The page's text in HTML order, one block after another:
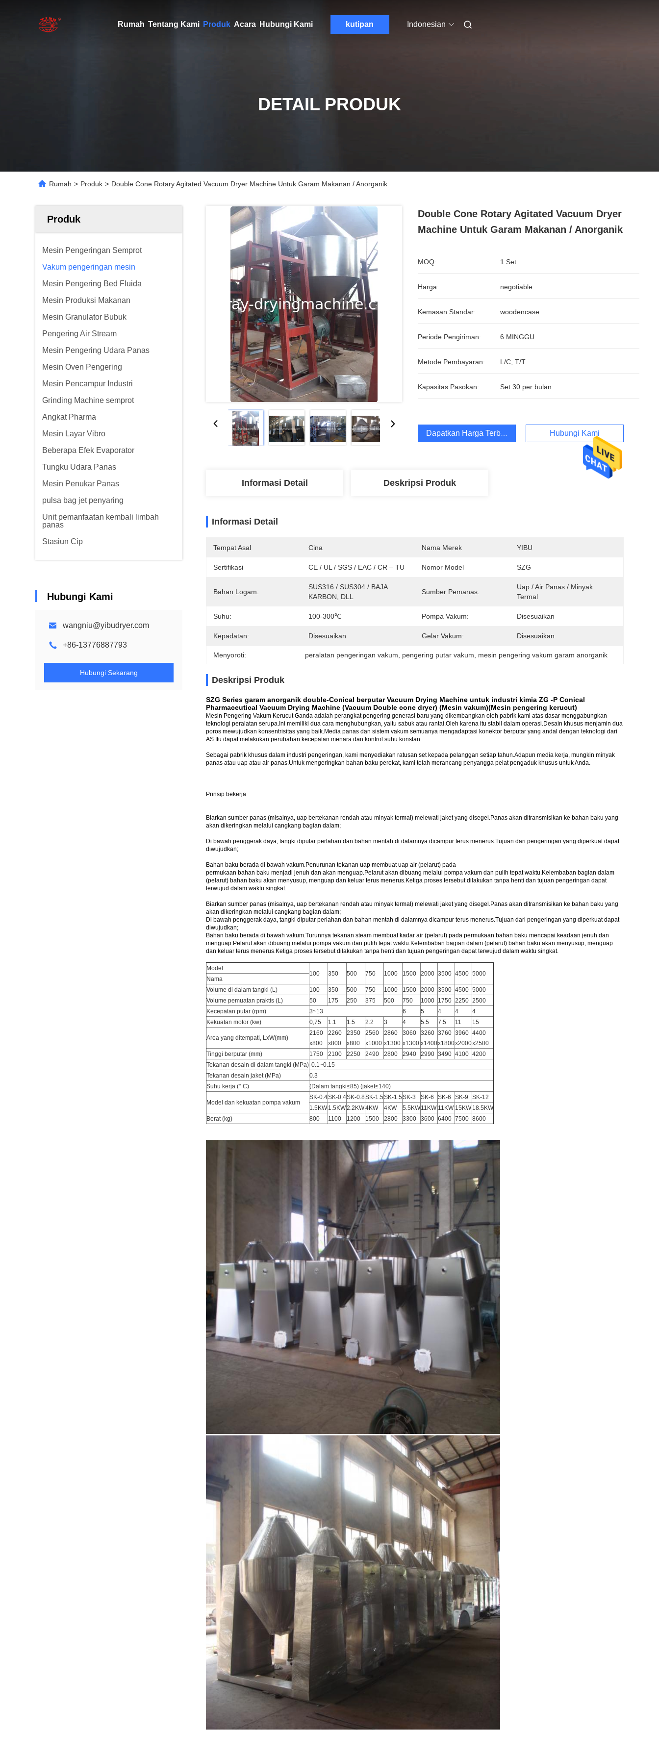
Rumah Tentang Kami Produk Acara Hubungi Kami kutipan Indonesian
DETAIL PRODUK
Rumah > Produk > Double Cone Rotary Agitated Vacuum Dryer Machine Untuk Garam Makanan / Anorganik
Produk
Mesin Pengeringan Semprot
Vakum pengeringan mesin
Mesin Pengering Bed Fluida
Mesin Produksi Makanan
Mesin Granulator Bubuk
Pengering Air Stream
Mesin Pengering Udara Panas
Mesin Oven Pengering
Mesin Pencampur Industri
Grinding Machine semprot
Angkat Pharma
Mesin Layar Vibro
Beberapa Efek Evaporator
Tungku Udara Panas
Mesin Penukar Panas
pulsa bag jet penyaring
Unit pemanfaatan kembali limbah
panas
Stasiun Cip
Hubungi Kami
wangniu@yibudryer.com
+86-13776887793
Hubungi Sekarang
Double Cone Rotary Agitated Vacuum Dryer
Machine Untuk Garam Makanan / Anorganik
MOQ: 1 Set
Harga: negotiable
Kemasan Standar: woodencase
Periode Pengiriman: 6 MINGGU
Metode Pembayaran: L/C, T/T
Kapasitas Pasokan: Set 30 per bulan
Dapatkan Harga Terbaik Hubungi Kami
Informasi Detail Deskripsi Produk
Informasi Detail
Tempat Asal Cina Nama Merek YIBU
Sertifikasi CE / UL / SGS / EAC / CR – TU Nomor Model SZG
Bahan Logam:
SUS316 / SUS304 / BAJA
KARBON, DLL
Sumber Pemanas:
Uap / Air Panas / Minyak
Termal
Suhu: 100-300℃ Pompa Vakum: Disesuaikan
Kepadatan: Disesuaikan Gelar Vakum: Disesuaikan
Menyoroti: peralatan pengeringan vakum pengering putar vakum mesin pengering vakum garam anorganik
Deskripsi Produk
SZG Series garam anorganik double-Conical berputar Vacuum Drying Machine untuk industri kimia ZG -P Conical
Pharmaceutical Vacuum Drying Machine (Vacuum Double cone dryer) (Mesin vakum)(Mesin pengering kerucut)
Mesin Pengering Vakum Kerucut Ganda adalah perangkat pengering generasi baru yang dikembangkan oleh pabrik kami atas dasar menggabungkan
teknologi peralatan serupa.Ini memiliki dua cara menghubungkan, yaitu sabuk atau rantai.Oleh karena itu stabil dalam operasi.Desain khusus menjamin dua
poros mewujudkan konsentrisitas yang baik.Media panas dan sistem vakum semuanya mengadaptasi konektor berputar yang andal dengan teknologi dari
AS.Itu dapat melakukan perubahan kecepatan menara dan kontrol suhu konstan.
Sebagai pabrik khusus dalam industri pengeringan, kami menyediakan ratusan set kepada pelanggan setiap tahun.Adapun media kerja, mungkin minyak
panas atau uap atau air panas.Untuk mengeringkan bahan baku perekat, kami telah merancang penyangga pelat pengaduk khusus untuk Anda.
Prinsip bekerja
Biarkan sumber panas (misalnya, uap bertekanan rendah atau minyak termal) melewati jaket yang disegel.Panas akan ditransmisikan ke bahan baku yang
akan dikeringkan melalui cangkang bagian dalam;
Di bawah penggerak daya, tangki diputar perlahan dan bahan mentah di dalamnya dicampur terus menerus.Tujuan dari pengeringan yang diperkuat dapat
diwujudkan;
Bahan baku berada di bawah vakum.Penurunan tekanan uap membuat uap air (pelarut) pada
permukaan bahan baku menjadi jenuh dan akan menguap.Pelarut akan dibuang melalui pompa vakum dan pulih tepat waktu.Kelembaban bagian dalam
(pelarut) bahan baku akan menyusup, menguap dan keluar terus menerus.Ketiga proses tersebut dilakukan tanpa henti dan tujuan pengeringan dapat
terwujud dalam waktu singkat.
Biarkan sumber panas (misalnya, uap bertekanan rendah atau minyak termal) melewati jaket yang disegel.Panas akan ditransmisikan ke bahan baku yang
akan dikeringkan melalui cangkang bagian dalam;
Di bawah penggerak daya, tangki diputar perlahan dan bahan mentah di dalamnya dicampur terus menerus.Tujuan dari pengeringan yang diperkuat dapat
diwujudkan;
Bahan baku berada di bawah vakum.Turunnya tekanan steam membuat kadar air (pelarut) pada permukaan bahan baku mencapai keadaan jenuh dan
menguap.Pelarut akan dibuang melalui pompa vakum dan pulih tepat waktu.Kelembaban bagian dalam (pelarut) bahan baku akan menyusup, menguap
dan keluar terus menerus.Ketiga proses tersebut dilakukan tanpa henti dan tujuan pengeringan dapat terwujud dalam waktu singkat.
Model
100 350 500 750 1000 1500 2000 3500 4500 5000
Nama
Volume di dalam tangki (L)
100 350 500 750 1000 1500 2000 3500 4500 5000
Volume pemuatan praktis (L)
50 175 250 375 500 750 1000 1750 2250 2500
Kecepatan putar (rpm)
3~13 6 5 4 4
4
Kekuatan motor (kw)
0,75 1.1 1.5 2.2 3 4 5.5 7.5 11 15
Area yang ditempati, LxW(mm)
2160
x800
2260
x800
2350
x800
2560
x1000
2860
x1300
3060
x1300
3260
x1400
3760
x1800
3960
x2000
4400
x2500
Tinggi berputar (mm)
1750 2100 2250 2490 2800 2940 2990 3490 4100 4200
Tekanan desain di dalam tangki (MPa)-0.1~0.15
Tekanan desain jaket (MPa)
0.3
Suhu kerja (° C)
(Dalam tangki≤85) (jaket≤140)
Model dan kekuatan pompa vakum
SK-0.4SK-0.4SK-0.8SK-1.5SK-1.5SK-3 SK-6 SK-6 SK-9
SK-12
1.5KW 1.5KW2.2KW4KW 4KW 5.5KW11KW 11KW 15KW 18.5KW
Berat (kg)
800 1100 1200 1500 2800 3300 3600 6400 7500 8600